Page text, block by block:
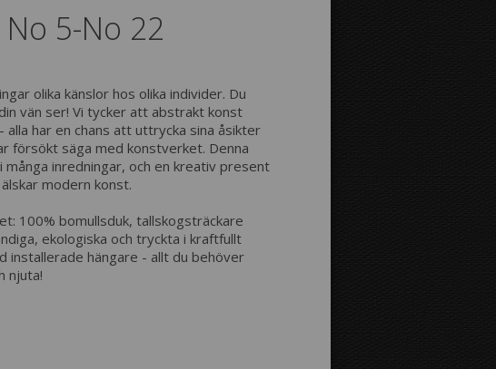
Avstånd till kanterna:
5-No 22
olika känslor hos olika individer. Du
vän ser! Vi tycker att abstrakt konst
har en chans att uttrycka sina åsikter
försökt säga med konstverket. Denna
många inredningar, och en kreativ present
modern konst.
100% bomullsduk, tallskogsträckare
ekologiska och tryckta i kraftfullt
installerade hängare - allt du behöver
njuta!